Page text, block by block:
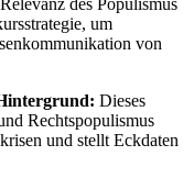
des Populismus
um
von
Dieses
Rechtspopulismus
und stellt Eckdaten